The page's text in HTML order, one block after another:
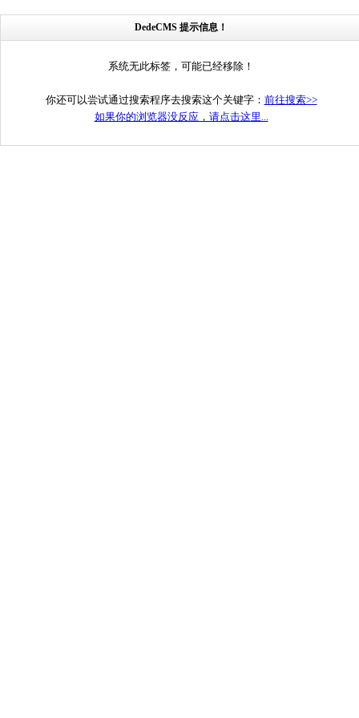
DedeCMS 提示信息！
系统无此标签，可能已经移除！
你还可以尝试通过搜索程序去搜索这个关键字： 前往搜索>>
如果你的浏览器没反应，请点击这里...